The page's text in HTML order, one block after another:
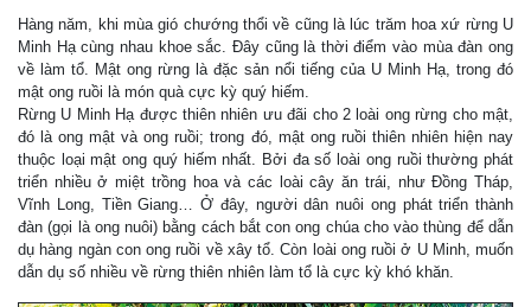
Hàng năm, khi mùa gió chướng thổi về cũng là lúc trăm hoa xứ rừng U
Minh Hạ cùng nhau khoe sắc. Ðây cũng là thời điểm vào mùa đàn ong
về làm tổ. Mật ong rừng là đặc sản nổi tiếng của U Minh Hạ, trong đó
mật ong ruồi là món quà cực kỳ quý hiếm.
Rừng U Minh Hạ được thiên nhiên ưu đãi cho 2 loài ong rừng cho mật,
đó là ong mật và ong ruồi; trong đó, mật ong ruồi thiên nhiên hiện nay
thuộc loại mật ong quý hiếm nhất. Bởi đa số loài ong ruồi thường phát
triển nhiều ở miệt trồng hoa và các loài cây ăn trái, như Ðồng Tháp,
Vĩnh Long, Tiền Giang… Ở đây, người dân nuôi ong phát triển thành
đàn (gọi là ong nuôi) bằng cách bắt con ong chúa cho vào thùng để dẫn
dụ hàng ngàn con ong ruồi về xây tổ. Còn loài ong ruồi ở U Minh, muốn
dẫn dụ số nhiều về rừng thiên nhiên làm tổ là cực kỳ khó khăn.